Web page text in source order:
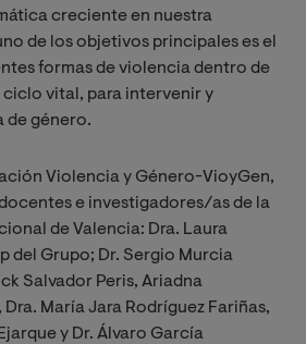
creciente en nuestra
de los objetivos principales es el
formas de violencia dentro de
ciclo vital, para intervenir y
de género.
Violencia y Género-VioyGen,
e investigadores/as de la
de Valencia: Dra. Laura
del Grupo; Dr. Sergio Murcia
Salvador Peris, Ariadna
Dra. María Jara Rodríguez Fariñas,
y Dr. Álvaro García